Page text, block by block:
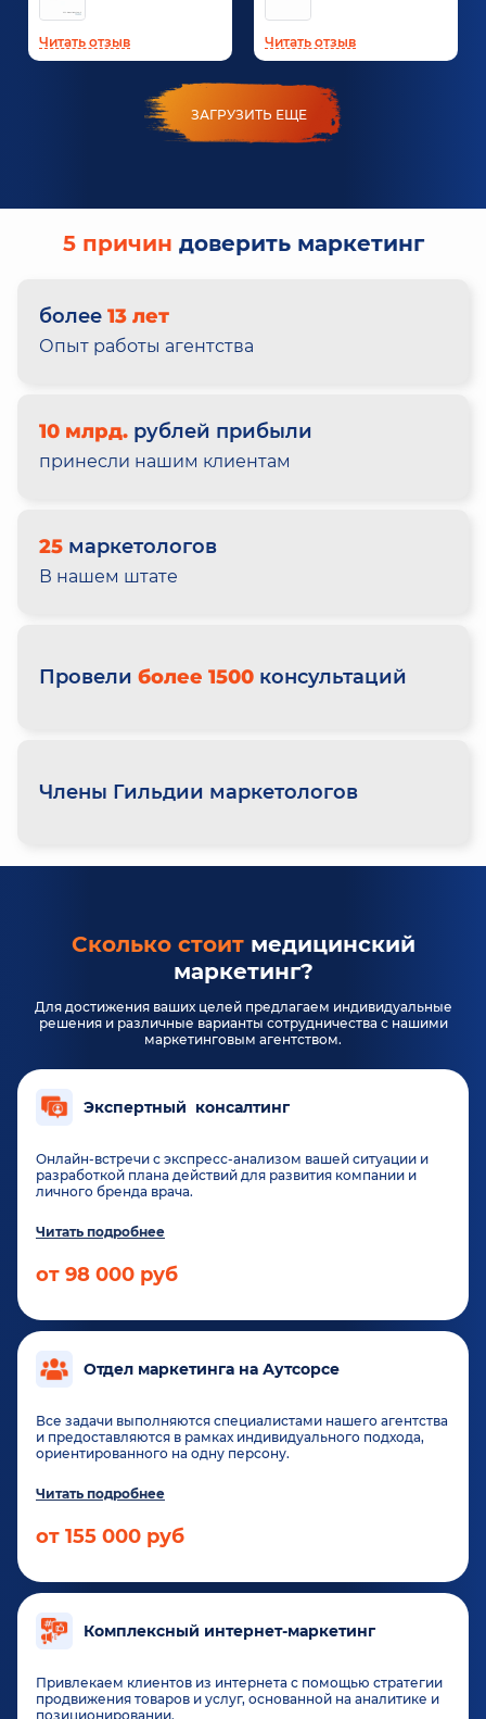
Читать отзыв Читать отзыв
ЗАГРУЗИТЬ ЕЩЕ
5 причин доверить маркетинг
более 13 лет
Опыт работы агентства
10 млрд. рублей прибыли
принесли нашим клиентам
25 маркетологов
В нашем штате
Провели более 1500 консультаций
Члены Гильдии маркетологов
Сколько стоитмедицинский
маркетинг?
Для достижения ваших целей предлагаем индивидуальные
решенияи различные варианты сотрудничества с нашими
маркетинговым агентством.
Экспертный консалтинг
Онлайн-встречи с экспресс-анализом вашей ситуации и
разработкой плана действий для развития компании и
личного бренда врача.
Читать подробнее
от 98 000 руб
Отдел маркетинга на Аутсорсе
Все задачи выполняются специалистами нашего агентства
и предоставляются в рамках индивидуального подхода,
ориентированного на одну персону.
Читать подробнее
от 155 000 руб
Комплексный интернет‑маркетинг
Привлекаем клиентов из интернета с помощью стратегии
продвижения товаров и услуг, основанной на аналитике и
позиционировании.